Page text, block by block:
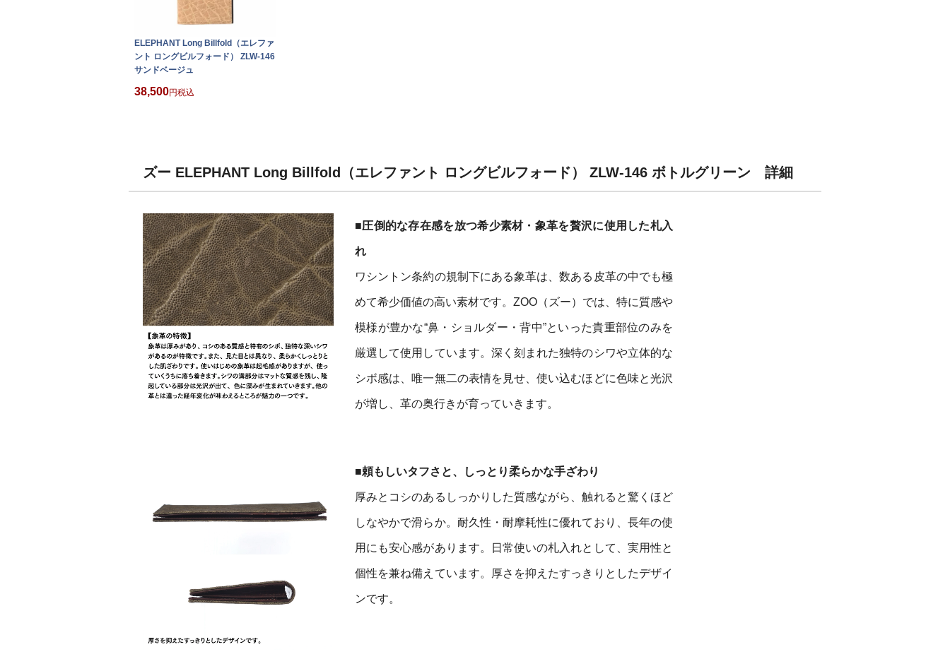
ELEPHANT Long Billfold（エレファ
ント ロングビルフォード） ZLW-146
サンドベージュ
38,500 税込
ズー ELEPHANT Long Billfold（エレファント ロングビルフォード） ZLW-146 ボトルグリーン 詳細
■圧倒的な存在感を放つ希少素材・象革を贅沢に使用した札入
れ
ワシントン条約の規制下にある象革は、数ある皮革の中でも極
めて希少価値の高い素材です。ZOO（ズー）では、特に質感や
模様が豊かな“鼻・ショルダー・背中”といった貴重部位のみを
厳選して使用しています。深く刻まれた独特のシワや立体的な
シボ感は、唯一無二の表情を見せ、使い込むほどに色味と光沢
が増し、革の奥行きが育っていきます。
■頼もしいタフさと、しっとり柔らかな手ざわり
厚みとコシのあるしっかりした質感ながら、触れると驚くほど
しなやかで滑らか。耐久性・耐摩耗性に優れており、長年の使
用にも安心感があります。日常使いの札入れとして、実用性と
個性を兼ね備えています。厚さを抑えたすっきりとしたデザイ
ンです。